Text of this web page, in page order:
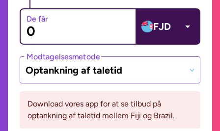
De får
FJD
Modtagelsesmetode
Optankning af taletid
Download vores app for at se tilbud på
optankning af taletid mellem Fiji og Brazil.